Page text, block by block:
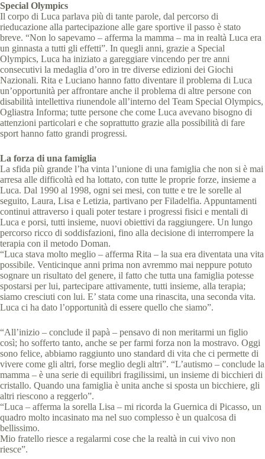
Special Olympics
Il corpo di Luca parlava più di tante parole, dal percorso di
rieducazione alla partecipazione alle gare sportive il passo è stato
breve. “Non lo sapevamo – afferma la mamma – ma in realtà Luca era
un ginnasta a tutti gli effetti”. In quegli anni, grazie a Special
Olympics, Luca ha iniziato a gareggiare vincendo per tre anni
consecutivi la medaglia d’oro in tre diverse edizioni dei Giochi
Nazionali. Rita e Luciano hanno fatto diventare il problema di Luca
un’opportunità per affrontare anche il problema di altre persone con
disabilità intellettiva riunendole all’interno del Team Special Olympics,
Ogliastra Informa; tutte persone che come Luca avevano bisogno di
attenzioni particolari e che soprattutto grazie alla possibilità di fare
sport hanno fatto grandi progressi.
La forza di una famiglia
La sfida più grande l’ha vinta l’unione di una famiglia che non si è mai
arresa alle difficoltà ed ha lottato, con tutte le proprie forze, insieme a
Luca. Dal 1990 al 1998, ogni sei mesi, con tutte e tre le sorelle al
seguito, Laura, Lisa e Letizia, partivano per Filadelfia. Appuntamenti
continui attraverso i quali poter testare i progressi fisici e mentali di
Luca e porsi, tutti insieme, nuovi obiettivi da raggiungere. Un lungo
percorso ricco di soddisfazioni, fino alla decisione di interrompere la
terapia con il metodo Doman.
“Luca stava molto meglio – afferma Rita – la sua era diventata una vita
possibile. Venticinque anni prima non avremmo mai neppure potuto
sognare un risultato del genere, il fatto che tutta una famiglia potesse
spostarsi per lui, partecipare attivamente, tutti insieme, alla terapia;
siamo cresciuti con lui. E’ stata come una rinascita, una seconda vita.
Luca ci ha dato l’opportunità di essere quello che siamo”.
“All’inizio – conclude il papà – pensavo di non meritarmi un figlio
così; ho sofferto tanto, anche se per farmi forza non la mostravo. Oggi
sono felice, abbiamo raggiunto uno standard di vita che ci permette di
vivere come gli altri, forse meglio degli altri”. “L’autismo – conclude la
mamma – è una serie di equilibri fragilissimi, un insieme di bicchieri di
cristallo. Quando una famiglia è unita anche si sposta un bicchiere, gli
altri riescono a reggerlo”.
“Luca – afferma la sorella Lisa – mi ricorda la Guernica di Picasso, un
quadro molto incasinato ma nel suo complesso è un qualcosa di
bellissimo.
Mio fratello riesce a regalarmi cose che la realtà in cui vivo non
riesce”.